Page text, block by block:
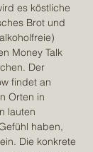
es köstliche
Brot und
Money Talk
Der
findet an
Orten in
lauten
haben,
Die konkrete